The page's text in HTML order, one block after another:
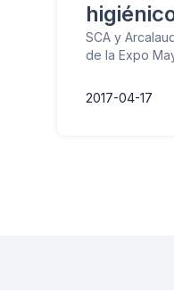
SCA y
de la Expo
2017-04-17